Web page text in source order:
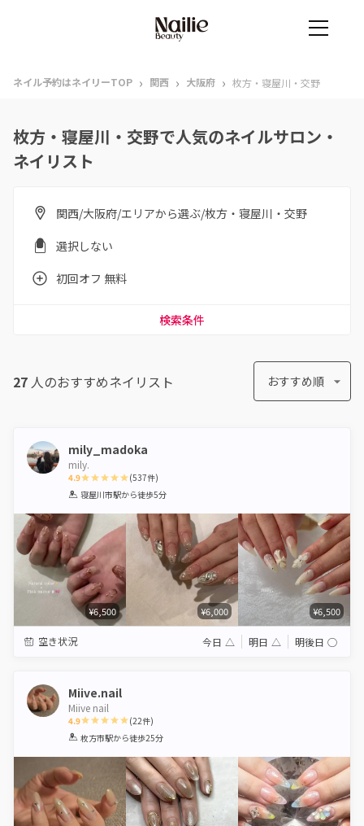
ネイル予約はネイリーTOP › 関西 › 大阪府 › 枚方・寝屋川・交野
枚方・寝屋川・交野で人気のネイルサロン・
ネイリスト
関西/大阪府/エリアから選ぶ/枚方・寝屋川・交野
選択しない
初回オフ 無料
検索条件
27 人のおすすめネイリスト おすすめ順
mily_madoka
mily.
4.9
1 2 3 4 5
(537件)
寝屋川市駅から徒歩5分
¥6,500 ¥6,000 ¥6,500
空き状況 今日 △ 明日 △ 明後日 ◯
Miive.nail
Miive nail
4.9
1 2 3 4 5
(22件)
枚方市駅から徒歩25分